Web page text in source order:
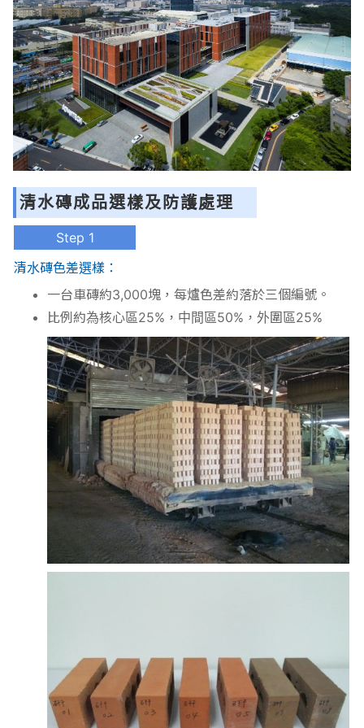
清水磚成品選樣及防護處理
Step 1
清水磚色差選樣：
一台車磚約3,000塊，每爐色差約落於三個編號。
比例約為核心區25%，中間區50%，外圍區25%